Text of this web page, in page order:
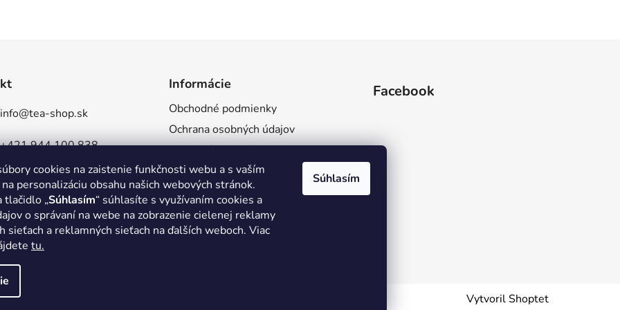
cookies na zaistenie funkčnosti webu a s vaším
personalizáciu obsahu našich webových stránok.
tlačidlo „Súhlasím“ súhlasíte s využívaním cookies a
o správaní na webe na zobrazenie cielenej reklamy
sieťach a reklamných sieťach na ďalších weboch. Viac
tu.
Súhlasím
info@tea-shop.sk
+421 944 100 838
TeaShopSlovensko
tea_shop_sk
Informácie
Obchodné podmienky
Ochrana osobných údajov
Reklamácie a vrátenia
Doprava a platba
Veľkoobchod
Facebook
Vytvoril Shoptet